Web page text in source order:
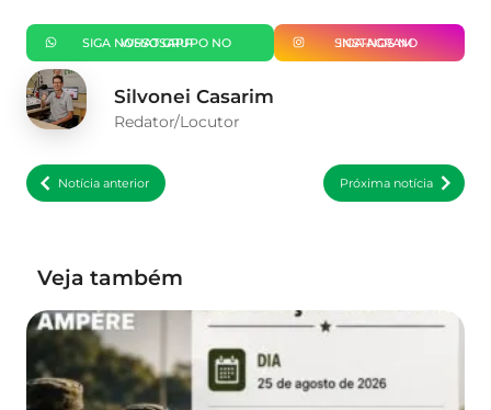
SIGA NOSSO GRUPO NO WHATSAPP SIGA-NOS NO INSTAGRAM
Silvonei Casarim
Redator/Locutor
Notícia anterior Próxima notícia
Veja também